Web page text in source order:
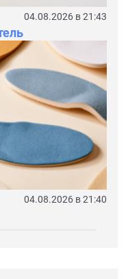
04.08.2026 в 21:43
04.08.2026 в 21:40